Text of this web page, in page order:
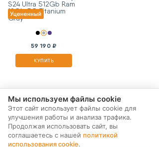
59 190 ₽
КУПИТЬ
Мы используем файлы cookie
Этот сайт использует файлы cookie для
улучшения работы и анализа трафика.
Продолжая использовать сайт, вы
соглашаетесь с нашей политикой
использования cookie.